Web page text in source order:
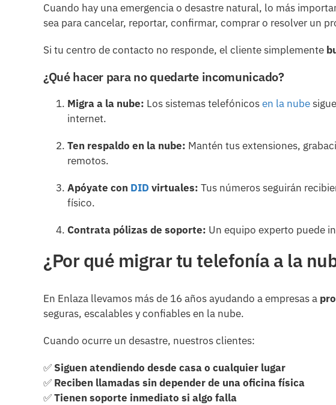
Cuando hay una emergencia o desastre natural, lo más
sea para cancelar, reportar, confirmar, comprar o resolver un
Si tu centro de contacto no responde, el cliente simplemente
¿Qué hacer para no quedarte incomunicado?
Migra a la nube: Los sistemas telefónicosen la nube
internet.
Ten respaldo en la nube: Mantén tus extensiones,
remotos.
Apóyate con DID virtuales: Tus números seguirán
físico.
Contrata pólizas de soporte: Un equipo experto puede
¿Por qué migrar tu telefonía a la
En Enlaza llevamos más de 16 años ayudando a empresas a
seguras, escalables y confiables en la nube.
Cuando ocurre un desastre, nuestros clientes:
✅ Siguen atendiendo desde casa o cualquier lugar
✅ Reciben llamadas sin depender de una oficina física
✅Tienen soporte inmediato si algo falla